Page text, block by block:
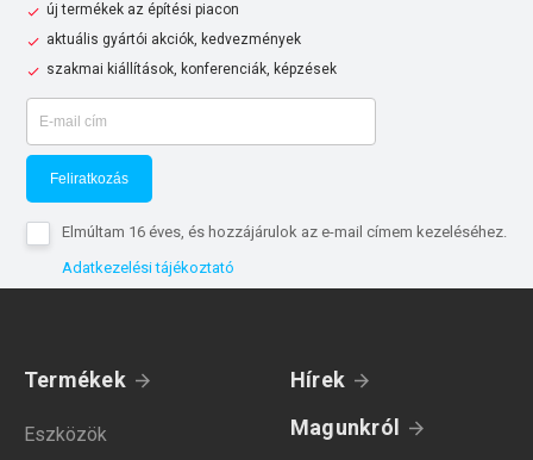
új termékek az építési piacon
aktuális gyártói akciók, kedvezmények
szakmai kiállítások, konferenciák, képzések
Feliratkozás
Elmúltam 16 éves, és hozzájárulok az e-mail címem kezeléséhez.
Adatkezelési tájékoztató
Termékek
Eszközök
Hírek
Magunkról